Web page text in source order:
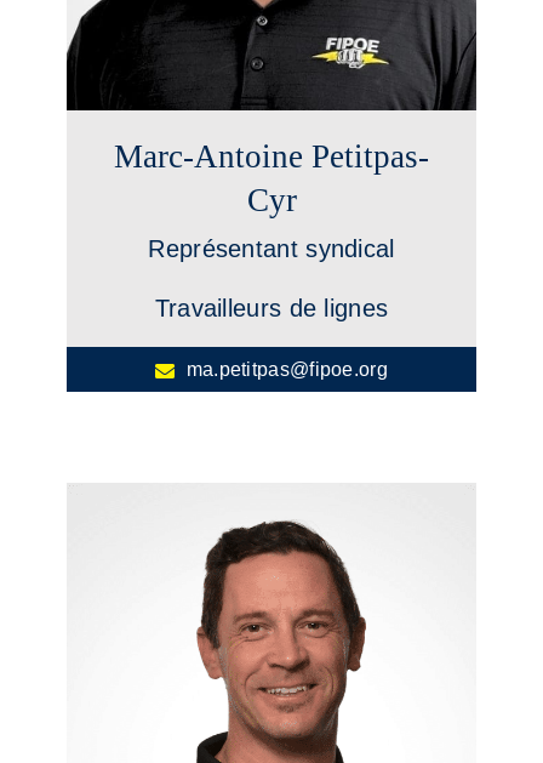
Marc-Antoine Petitpas-
Cyr
Représentant syndical
Travailleurs de lignes
ma.petitpas@fipoe.org